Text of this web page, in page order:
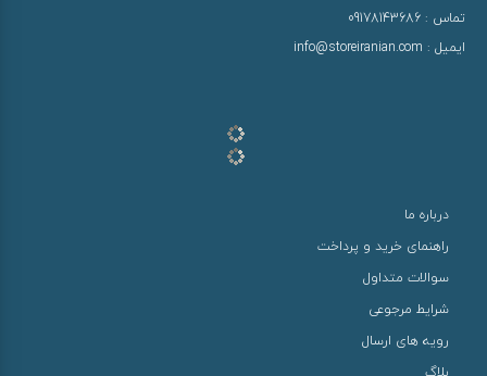
تماس : 09178143686
ایمیل : info@storeiranian.com
درباره ما
راهنمای خرید و پرداخت
سوالات متداول
شرایط مرجوعی
رویه های ارسال